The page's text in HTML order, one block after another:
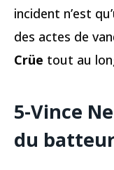
incident n’est
des actes de
Crüe tout au
5-Vince
du